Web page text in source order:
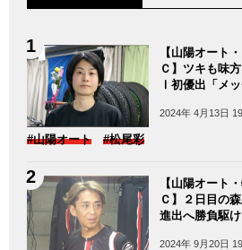
【山陽オート
Ｃ】ツキも味
Ⅰ初優出「メッ
2024年 4月13日
#山陽オート #松尾彩
【山陽オート
Ｃ】２日目の
進出へ勝負駆
2024年 9月20日